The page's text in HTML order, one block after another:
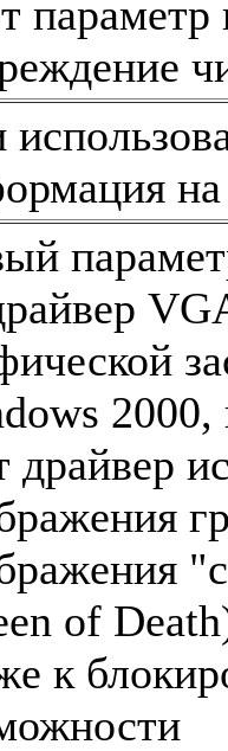
параметр
на
2000,
драйвер
of
к